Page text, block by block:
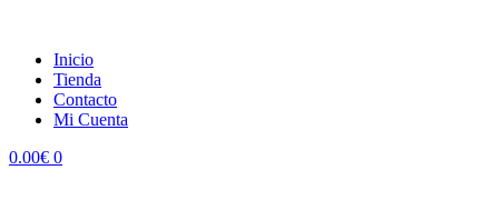
Inicio
Tienda
Contacto
Mi Cuenta
0.00€ 0